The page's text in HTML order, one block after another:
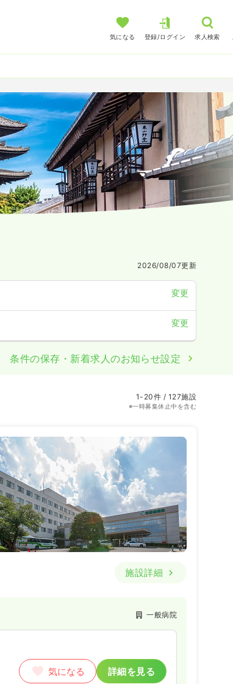
気になる 登録/ログイン 求人検索
2026/08/07更新
変更
変更
条件の保存・新着求人のお知らせ設定
1-20件 / 127施設
※一時募集休止中を含む
施設詳細
一般病院
気になる 詳細を見る